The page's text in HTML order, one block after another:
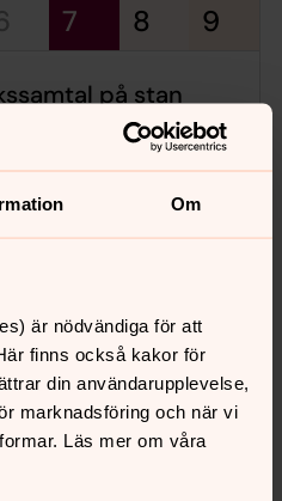
Om
är nödvändiga för att
finns också kakor för
din användarupplevelse,
marknadsföring och när vi
Läs mer om våra
7 8 9
på stan
samtal ute på stan. Slå
ett kort samtal om det
för allmänheten
·11.00–16.00
för att kanske tända ett